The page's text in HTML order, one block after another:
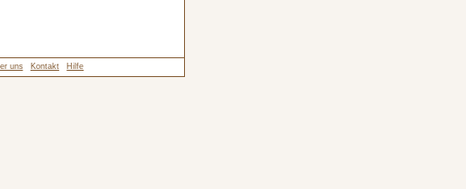
uns Kontakt Hilfe